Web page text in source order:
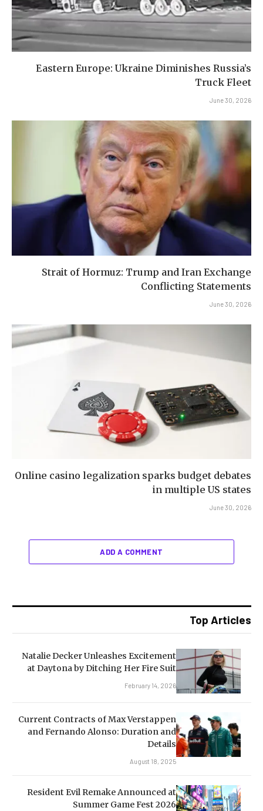
Eastern Europe: Ukraine Diminishes Russia’s
Truck Fleet
June 30, 2026
Strait of Hormuz: Trump and Iran Exchange
Conflicting Statements
June 30, 2026
Online casino legalization sparks budget debates
in multiple US states
June 30, 2026
ADD A COMMENT
Top Articles
Natalie Decker Unleashes Excitement
at Daytona by Ditching Her Fire Suit
February 14, 2026
Current Contracts of Max Verstappen
and Fernando Alonso: Duration and
Details
August 18, 2025
Resident Evil Remake Announced at
Summer Game Fest 2026